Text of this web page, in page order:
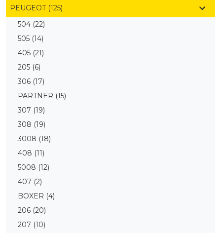
PEUGEOT (125)
504 (22)
505 (14)
405 (21)
205 (6)
306 (17)
PARTNER (15)
307 (19)
308 (19)
3008 (18)
408 (11)
5008 (12)
407 (2)
BOXER (4)
206 (20)
207 (10)